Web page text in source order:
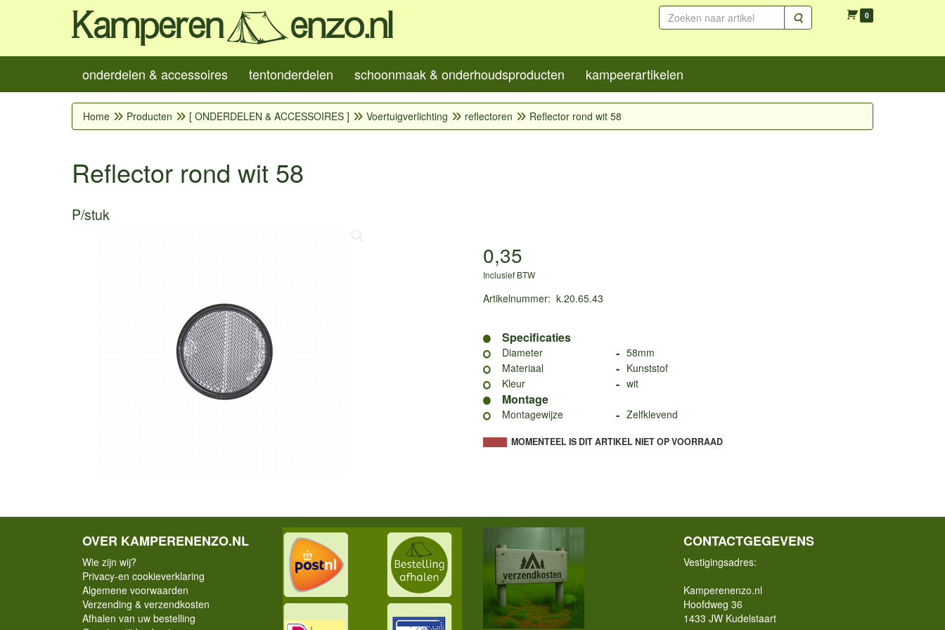
Zoeken 0
onderdelen & accessoires tentonderdelen schoonmaak & onderhoudsproducten kampeerartikelen
Home Producten [ ONDERDELEN & ACCESSOIRES ] Voertuigverlichting reflectoren Reflector rond wit 58
Reflector rond wit 58
P/stuk
0,35
Inclusief BTW
Artikelnummer: k.20.65.43
Specificaties
Diameter - 58mm
Materiaal
- Kunststof
Kleur
- wit
Montage
Montagewijze - Zelfklevend
MOMENTEEL IS DIT ARTIKEL NIET OP VOORRAAD
OVER KAMPERENENZO.NL
Wie zijn wij?
Privacy-en cookieverklaring
Algemene voorwaarden
Verzending & verzendkosten
Afhalen van uw bestelling
CONTACTGEGEVENS
Vestigingsadres:
Kamperenenzo.nl
Hoofdweg 36
1433 JW Kudelstaart